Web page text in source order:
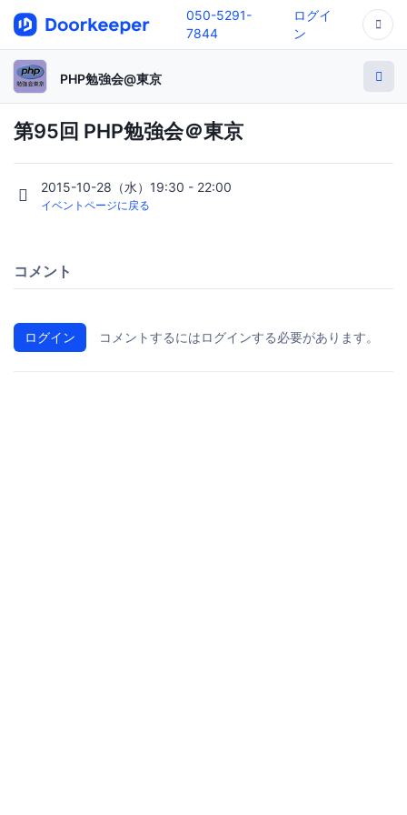
050-5291-
7844
ログイ
ン
PHP勉強会@東京
第95回 PHP勉強会＠東京
2015-10-28（水）19:30 - 22:00
イベントページに戻る
コメント
ログイン コメントするにはログインする必要があります。